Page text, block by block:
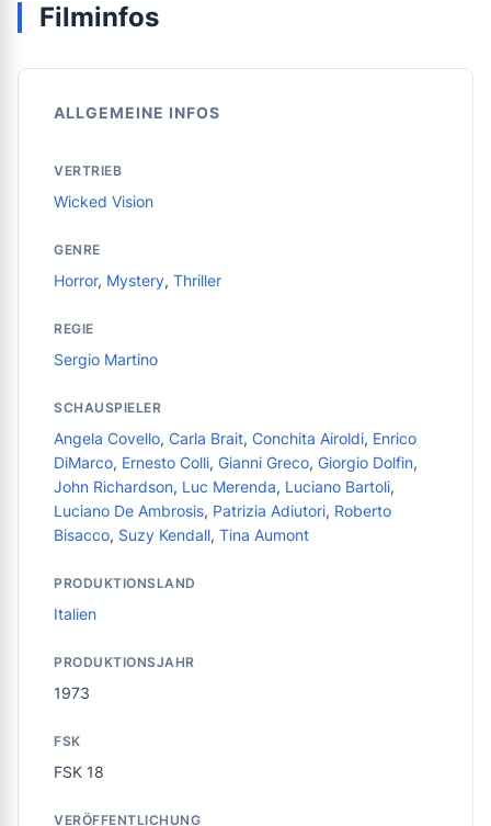
Filminfos
ALLGEMEINE INFOS
VERTRIEB
Wicked Vision
GENRE
Horror, Mystery, Thriller
REGIE
Sergio Martino
SCHAUSPIELER
Angela Covello, Carla Brait, Conchita Airoldi, Enrico
DiMarco, Ernesto Colli, Gianni Greco, Giorgio Dolfin,
John Richardson, Luc Merenda, Luciano Bartoli,
Luciano De Ambrosis, Patrizia Adiutori, Roberto
Bisacco, Suzy Kendall, Tina Aumont
PRODUKTIONSLAND
Italien
PRODUKTIONSJAHR
1973
FSK
FSK 18
VERÖFFENTLICHUNG